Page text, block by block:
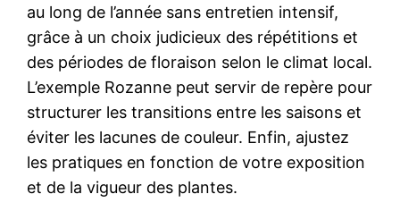
au long de l’année sans entretien intensif,
grâce à un choix judicieux des répétitions et
des périodes de floraison selon le climat local.
L’exemple Rozanne peut servir de repère pour
structurer les transitions entre les saisons et
éviter les lacunes de couleur. Enfin, ajustez
les pratiques en fonction de votre exposition
et de la vigueur des plantes.